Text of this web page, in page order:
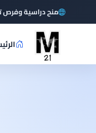
منح دراسية وفرص